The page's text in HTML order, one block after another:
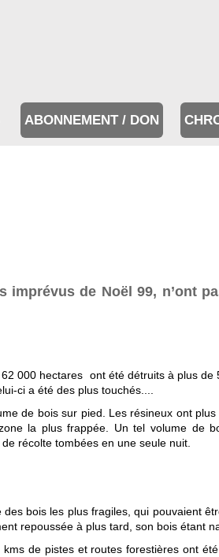
ABONNEMENT / DON
de Noël 99, n’ont
000 hectares ont été détruits à plus
ci a été des plus touchés....
de bois sur pied. Les résineux ont
la plus frappée. Un tel volume de
récolte tombées en une seule nuit.
bois les plus fragiles, qui pouvaient
repoussée à plus tard, son bois étant
de pistes et routes forestières ont